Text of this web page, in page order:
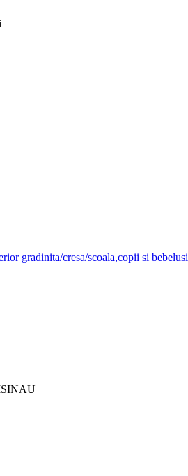
gradinita/cresa/scoala,copii si bebelusi